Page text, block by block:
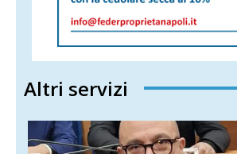
Altri servizi